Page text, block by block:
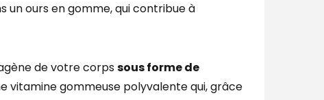
un ours en gomme, qui contribue à
de votre corpssous forme de
vitamine gommeuse polyvalente qui, grâce